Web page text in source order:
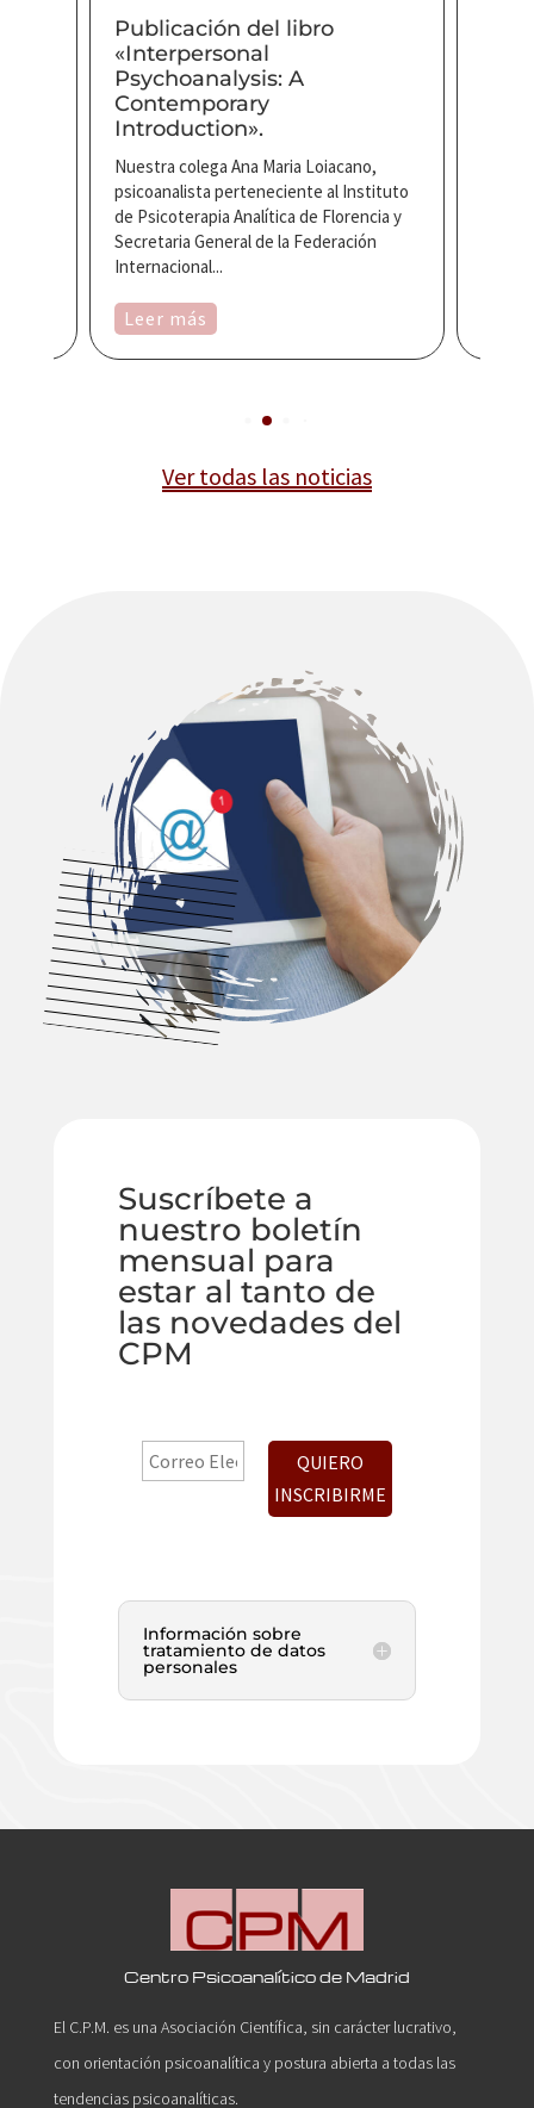
Publicación del libro
«Interpersonal
Psychoanalysis: A
Contemporary
Introduction».
Nuestra colega Ana Maria Loiacano,
psicoanalista perteneciente al Instituto
de Psicoterapia Analítica de Florencia y
Secretaria General de la Federación
Internacional...
Leer más
Ver todas las noticias
Suscríbete a
nuestro boletín
mensual para
estar al tanto de
las novedades del
CPM
Información sobre
tratamiento de datos
personales
Centro Psicoanalítico de Madrid
El C.P.M. es una Asociación Científica, sin carácter lucrativo,
con orientación psicoanalítica y postura abierta a todas las
tendencias psicoanalíticas.